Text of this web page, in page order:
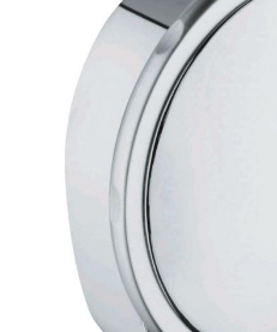
галереям
изображений